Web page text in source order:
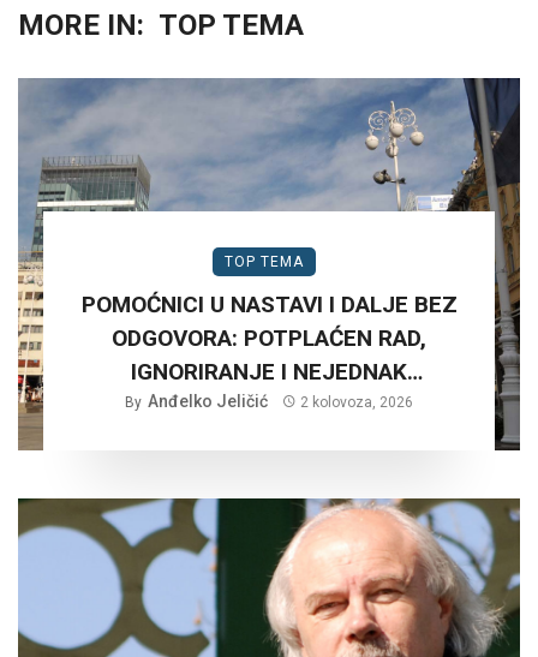
MORE IN: TOP TEMA
TOP TEMA
POMOĆNICI U NASTAVI I DALJE BEZ
ODGOVORA: POTPLAĆEN RAD,
IGNORIRANJE I NEJEDNAK
TRETMAN…
By Anđelko Jeličić 2 kolovoza, 2026